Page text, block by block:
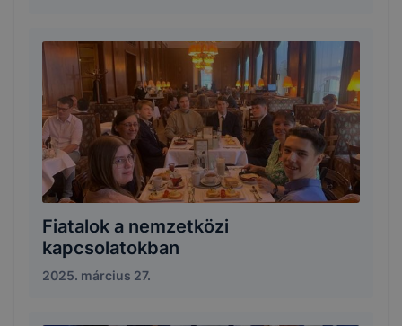
Fiatalok a nemzetközi
kapcsolatokban
2025. március 27.